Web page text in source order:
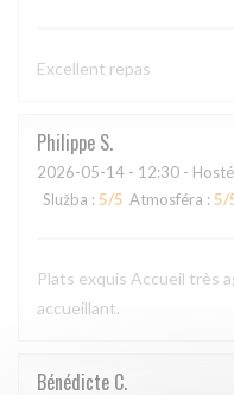
Excellent repas
Philippe S
2026-05-14 - 12:30 -
Služba : 5/5 Atmosféra : 5/
Plats exquis Accueil très
accueillant.
Bénédicte C